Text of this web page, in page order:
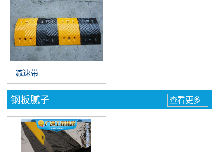
减速带
钢板腻子 查看更多+